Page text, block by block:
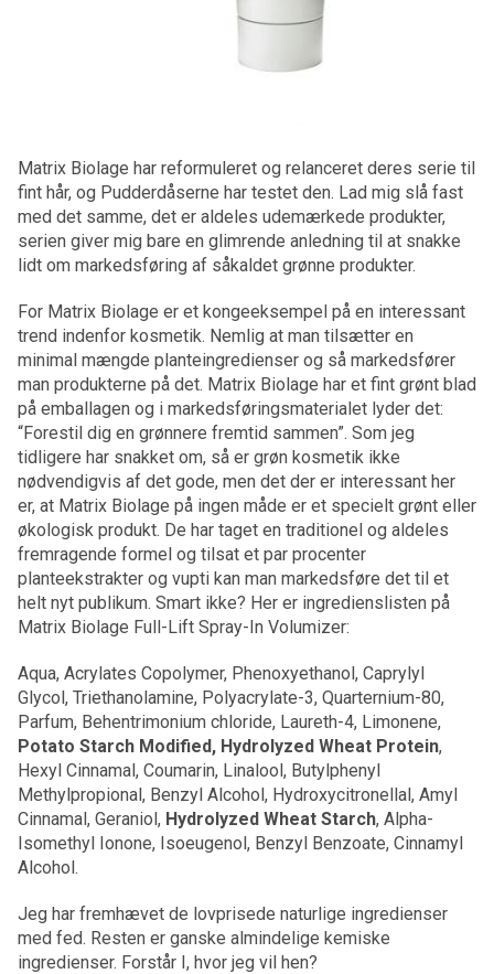
Matrix Biolage har reformuleret og relanceret deres serie til
fint hår, og Pudderdåserne har testet den. Lad mig slå fast
med det samme, det er aldeles udemærkede produkter,
serien giver mig bare en glimrende anledning til at snakke
lidt om markedsføring af såkaldet grønne produkter.
For Matrix Biolage er et kongeeksempel på en interessant
trend indenfor kosmetik. Nemlig at man tilsætter en
minimal mængde planteingredienser og så markedsfører
man produkterne på det. Matrix Biolage har et fint grønt blad
på emballagen og i markedsføringsmaterialet lyder det:
“Forestil dig en grønnere fremtid sammen”. Som jeg
tidligere har snakket om, så er grøn kosmetik ikke
nødvendigvis af det gode, men det der er interessant her
er, at Matrix Biolage på ingen måde er et specielt grønt eller
økologisk produkt. De har taget en traditionel og aldeles
fremragende formel og tilsat et par procenter
planteekstrakter og vupti kan man markedsføre det til et
helt nyt publikum. Smart ikke? Her er ingredienslisten på
Matrix Biolage Full-Lift Spray-In Volumizer:
Aqua, Acrylates Copolymer, Phenoxyethanol, Caprylyl
Glycol, Triethanolamine, Polyacrylate-3, Quarternium-80,
Parfum, Behentrimonium chloride, Laureth-4, Limonene,
Potato Starch Modified, Hydrolyzed Wheat Protein,
Hexyl Cinnamal, Coumarin, Linalool, Butylphenyl
Methylpropional, Benzyl Alcohol, Hydroxycitronellal, Amyl
Cinnamal, Geraniol, Hydrolyzed Wheat Starch, Alpha-
Isomethyl Ionone, Isoeugenol, Benzyl Benzoate, Cinnamyl
Alcohol.
Jeg har fremhævet de lovprisede naturlige ingredienser
med fed. Resten er ganske almindelige kemiske
ingredienser. Forstår I, hvor jeg vil hen?